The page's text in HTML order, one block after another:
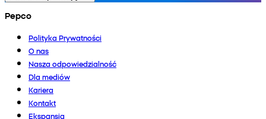
Pepco
Polityka Prywatności
O nas
Nasza odpowiedzialność
Dla mediów
Kariera
Kontakt
Ekspansja